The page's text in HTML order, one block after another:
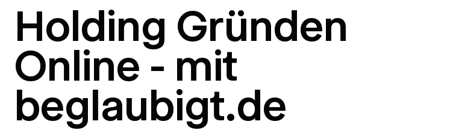
Holding Gründen
Online - mit
beglaubigt.de